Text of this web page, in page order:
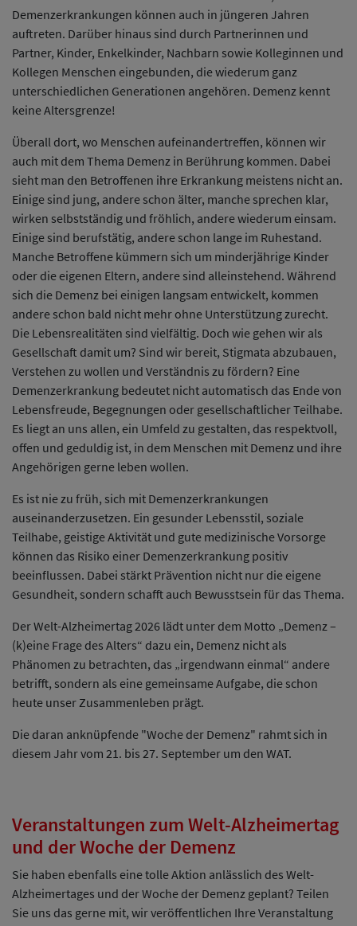
Demenzerkrankungen können auch in jüngeren Jahren
auftreten. Darüber hinaus sind durch Partnerinnen und
Partner, Kinder, Enkelkinder, Nachbarn sowie Kolleginnen und
Kollegen Menschen eingebunden, die wiederum ganz
unterschiedlichen Generationen angehören. Demenz kennt
keine Altersgrenze!
Überall dort, wo Menschen aufeinandertreffen, können wir
auch mit dem Thema Demenz in Berührung kommen. Dabei
sieht man den Betroffenen ihre Erkrankung meistens nicht an.
Einige sind jung, andere schon älter, manche sprechen klar,
wirken selbstständig und fröhlich, andere wiederum einsam.
Einige sind berufstätig, andere schon lange im Ruhestand.
Manche Betroffene kümmern sich um minderjährige Kinder
oder die eigenen Eltern, andere sind alleinstehend. Während
sich die Demenz bei einigen langsam entwickelt, kommen
andere schon bald nicht mehr ohne Unterstützung zurecht.
Die Lebensrealitäten sind vielfältig. Doch wie gehen wir als
Gesellschaft damit um? Sind wir bereit, Stigmata abzubauen,
Verstehen zu wollen und Verständnis zu fördern? Eine
Demenzerkrankung bedeutet nicht automatisch das Ende von
Lebensfreude, Begegnungen oder gesellschaftlicher Teilhabe.
Es liegt an uns allen, ein Umfeld zu gestalten, das respektvoll,
offen und geduldig ist, in dem Menschen mit Demenz und ihre
Angehörigen gerne leben wollen.
Es ist nie zu früh, sich mit Demenzerkrankungen
auseinanderzusetzen. Ein gesunder Lebensstil, soziale
Teilhabe, geistige Aktivität und gute medizinische Vorsorge
können das Risiko einer Demenzerkrankung positiv
beeinflussen. Dabei stärkt Prävention nicht nur die eigene
Gesundheit, sondern schafft auch Bewusstsein für das Thema.
Der Welt-Alzheimertag 2026 lädt unter dem Motto „Demenz –
(k)eine Frage des Alters“ dazu ein, Demenz nicht als
Phänomen zu betrachten, das „irgendwann einmal“ andere
betrifft, sondern als eine gemeinsame Aufgabe, die schon
heute unser Zusammenleben prägt.
Die daran anknüpfende "Woche der Demenz" rahmt sich in
diesem Jahr vom 21. bis 27. September um den WAT.
Veranstaltungen zum Welt-Alzheimertag
und der Woche der Demenz
Sie haben ebenfalls eine tolle Aktion anlässlich des Welt-
Alzheimertages und der Woche der Demenz geplant? Teilen
Sie uns das gerne mit, wir veröffentlichen Ihre Veranstaltung